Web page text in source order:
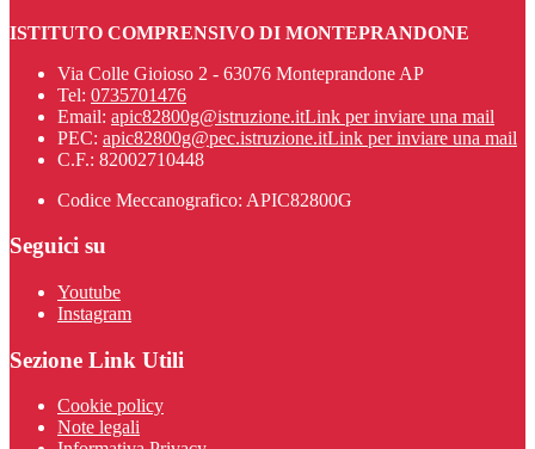
ISTITUTO COMPRENSIVO DI MONTEPRANDONE
Via Colle Gioioso 2 - 63076 Monteprandone AP
Tel: 0735701476
Email: apic82800g@istruzione.itLink per inviare una mail
PEC: apic82800g@pec.istruzione.itLink per inviare una mail
C.F.: 82002710448
Codice Meccanografico: APIC82800G
Seguici su
Youtube
Instagram
Sezione Link Utili
Cookie policy
Note legali